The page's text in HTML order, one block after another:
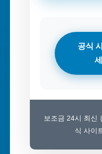
공식
보조금 24시 최신
식 사이